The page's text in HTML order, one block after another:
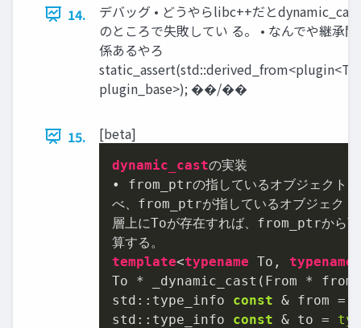
14.
デバッグ • どうやらlibc++だとdynamic_cast
のところで失敗してい る。 • なんでや継承関
係あるやろ
static_assert(std::derived_from<plugin<T>,
plugin_base>); ��/��
15. [beta]
dynamic_castの実装
• from_ptrの指しているオブジェクト
べ、from_ptrが指しているオブジェクト
層上にToが存在すれば、from_ptrから
template<typename To, typename
To * _dynamic_cast(From *
std::type_info const & from =
std::type_info const & to =